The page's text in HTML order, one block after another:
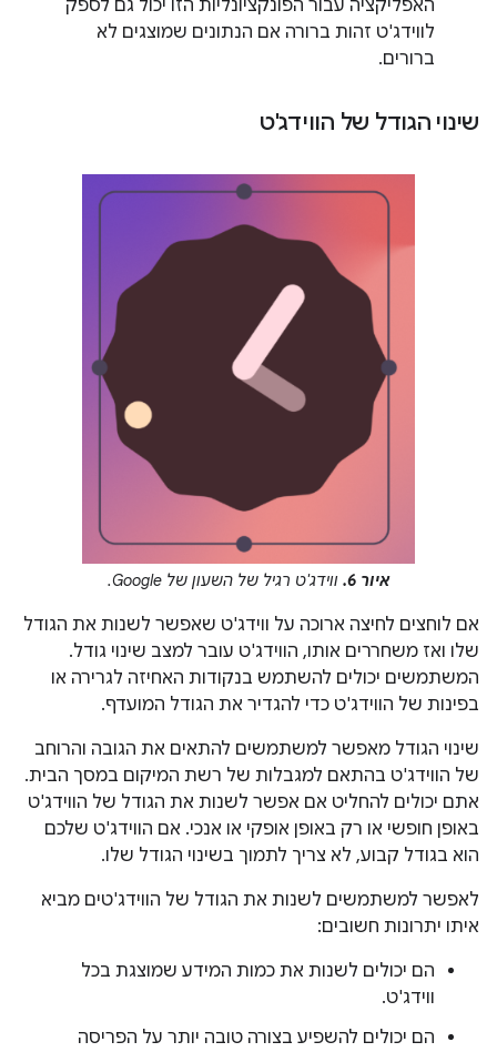
האפליקציה עבור הפונקציונליות הזו יכול גם לספק
לווידג'ט זהות ברורה אם הנתונים שמוצגים לא
ברורים.
שינוי הגודל של הווידג'ט
איור 6. ווידג'ט רגיל של השעון של Google.
אם לוחצים לחיצה ארוכה על ווידג'ט שאפשר לשנות את הגודל
שלו ואז משחררים אותו, הווידג'ט עובר למצב שינוי גודל.
המשתמשים יכולים להשתמש בנקודות האחיזה לגרירה או
בפינות של הווידג'ט כדי להגדיר את הגודל המועדף.
שינוי הגודל מאפשר למשתמשים להתאים את הגובה והרוחב
של הווידג'ט בהתאם למגבלות של רשת המיקום במסך הבית.
אתם יכולים להחליט אם אפשר לשנות את הגודל של הווידג'ט
באופן חופשי או רק באופן אופקי או אנכי. אם הווידג'ט שלכם
הוא בגודל קבוע, לא צריך לתמוך בשינוי הגודל שלו.
לאפשר למשתמשים לשנות את הגודל של הווידג'טים מביא
איתו יתרונות חשובים:
הם יכולים לשנות את כמות המידע שמוצגת בכל
ווידג'ט.
הם יכולים להשפיע בצורה טובה יותר על הפריסה